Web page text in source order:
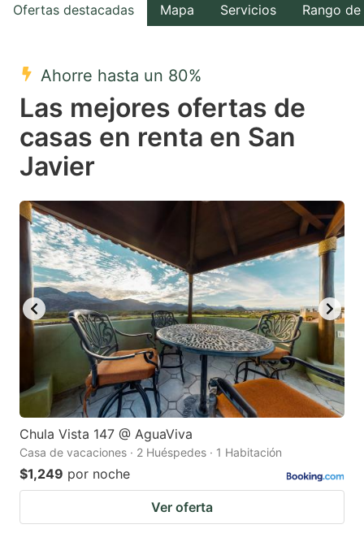
the
select
a
date.
Press
question
mark
key
to
get
the
keyboard
shortcuts
for
changing
dates.
the
a
date.
question
mark
key
to
get
the
keyboard
shortcuts
for
dates.
Ofertas destacadas Mapa Servicios Rango
Ahorre hasta un 80%
Las mejores ofertas de
casas en renta en San
Javier
Chula Vista 147 @ AguaViva
Casa de vacaciones · 2 Huéspedes · 1 Habitación
$1,249 por noche
Ver oferta